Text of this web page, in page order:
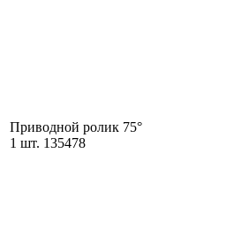
Приводной ролик 75°
1 шт. 135478